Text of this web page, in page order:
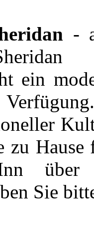
-
ein
zu
über
Sie